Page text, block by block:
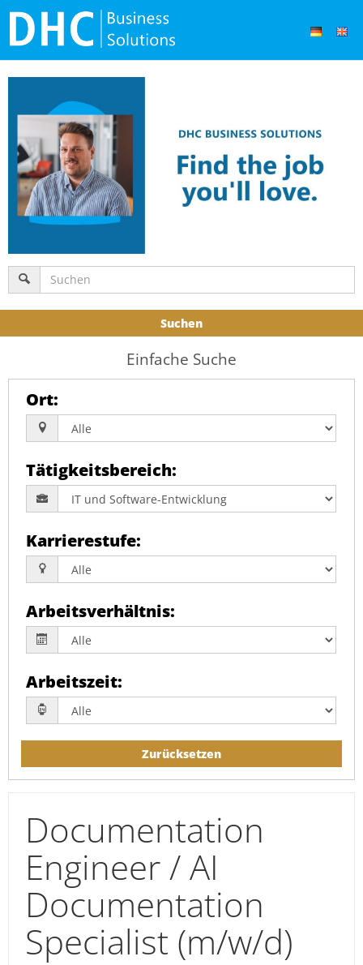
Suchen
Einfache Suche
Ort:
Tätigkeitsbereich:
Karrierestufe:
Arbeitsverhältnis:
Arbeitszeit:
Zurücksetzen
Documentation
Engineer / AI
Documentation
Specialist (m/w/d)